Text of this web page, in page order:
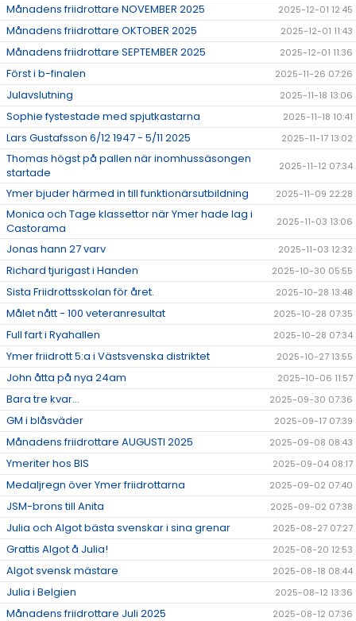
Månadens friidrottare NOVEMBER 2025 2025-12-01 12:45
Månadens friidrottare OKTOBER 2025 2025-12-01 11:43
Månadens friidrottare SEPTEMBER 2025 2025-12-01 11:36
Först i b-finalen 2025-11-26 07:26
Julavslutning 2025-11-18 13:06
Sophie fystestade med spjutkastarna 2025-11-18 10:41
Lars Gustafsson 6/12 1947 - 5/11 2025 2025-11-17 13:02
Thomas högst på pallen när inomhussäsongen
startade
2025-11-12 07:34
Ymer bjuder härmed in till funktionärsutbildning 2025-11-09 22:28
Monica och Tage klassettor när Ymer hade lag i
Castorama
2025-11-03 13:06
Jonas hann 27 varv 2025-11-03 12:32
Richard tjurigast i Handen 2025-10-30 05:55
Sista Friidrottsskolan för året. 2025-10-28 13:48
Målet nått - 100 veteranresultat 2025-10-28 07:35
Full fart i Ryahallen 2025-10-28 07:34
Ymer friidrott 5:a i Västsvenska distriktet 2025-10-27 13:55
John åtta på nya 24am 2025-10-06 11:57
Bara tre kvar... 2025-09-30 07:36
GM i blåsväder 2025-09-17 07:39
Månadens friidrottare AUGUSTI 2025 2025-09-08 08:43
Ymeriter hos BIS 2025-09-04 08:17
Medaljregn över Ymer friidrottarna 2025-09-02 07:40
JSM-brons till Anita 2025-09-02 07:38
Julia och Algot bästa svenskar i sina grenar 2025-08-27 07:27
Grattis Algot å Julia! 2025-08-20 12:53
Algot svensk mästare 2025-08-18 08:44
Julia i Belgien 2025-08-12 13:36
Månadens friidrottare Juli 2025 2025-08-12 07:36